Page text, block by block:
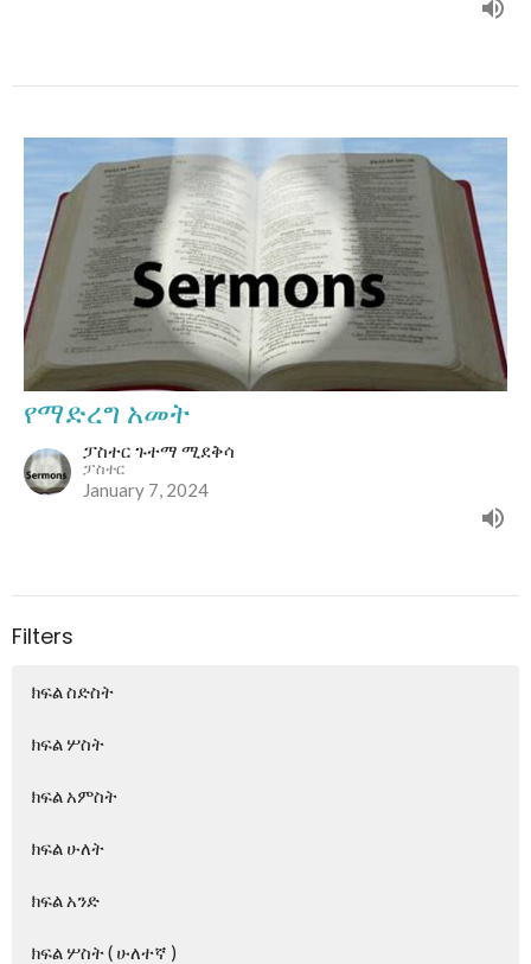
የማድረግ አመት
ፓስተር ጉተማ ሚደቅሳ
ፓስተር
January 7, 2024
Filters
ክፍል ስድስት
ክፍል ሦስት
ክፍል አምስት
ክፍል ሁለት
ክፍል አንድ
ክፍል ሦስት ( ሁለተኛ )